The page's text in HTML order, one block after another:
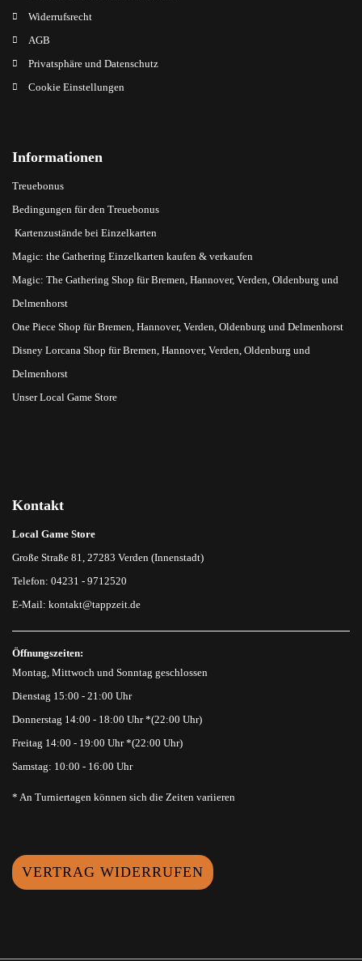
Widerrufsrecht
AGB
Privatsphäre und Datenschutz
Cookie Einstellungen
Informationen
Treuebonus
Bedingungen für den Treuebonus
Kartenzustände bei Einzelkarten
Magic: the Gathering Einzelkarten kaufen & verkaufen
Magic: The Gathering Shop für Bremen, Hannover, Verden, Oldenburg und
Delmenhorst
One Piece Shop für Bremen, Hannover, Verden, Oldenburg und Delmenhorst
Disney Lorcana Shop für Bremen, Hannover, Verden, Oldenburg und
Delmenhorst
Unser Local Game Store
Kontakt
Local Game Store
Große Straße 81, 27283 Verden (Innenstadt)
Telefon: 04231 - 9712520
E-Mail: kontakt@tappzeit.de
Öffnungszeiten:
Montag, Mittwoch und Sonntag geschlossen
Dienstag 15:00 - 21:00 Uhr
Donnerstag 14:00 - 18:00 Uhr *(22:00 Uhr)
Freitag 14:00 - 19:00 Uhr *(22:00 Uhr)
Samstag: 10:00 - 16:00 Uhr
* An Turniertagen können sich die Zeiten variieren
VERTRAG WIDERRUFEN